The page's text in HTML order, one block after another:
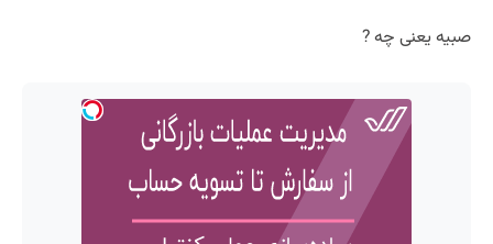
صبیه یعنی چه ?